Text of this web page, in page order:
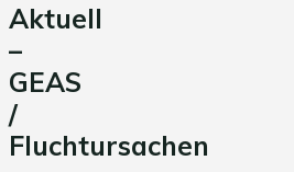
Aktuell
–
GEAS
/
Fluchtursachen